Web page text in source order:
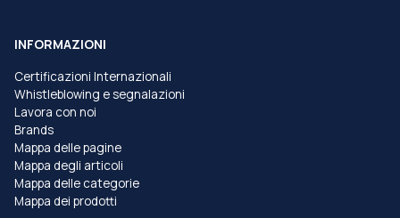
INFORMAZIONI
Certificazioni Internazionali
Whistleblowing e segnalazioni
Lavora con noi
Brands
Mappa delle pagine
Mappa degli articoli
Mappa delle categorie
Mappa dei prodotti